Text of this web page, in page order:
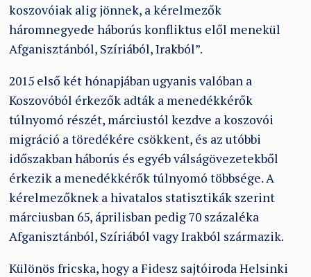
koszovóiak alig jönnek, a kérelmezők
háromnegyede háborús konfliktus elől menekül
Afganisztánból, Szíriából, Irakból”.
2015 első két hónapjában ugyanis valóban a
Koszovóból érkezők adták a menedékkérők
túlnyomó részét, márciustól kezdve a koszovói
migráció a töredékére csökkent, és az utóbbi
időszakban háborús és egyéb válságövezetekből
érkezik a menedékkérők túlnyomó többsége. A
kérelmezőknek a hivatalos statisztikák szerint
márciusban 65, áprilisban pedig 70 százaléka
Afganisztánból, Szíriából vagy Irakból származik.
Különös fricska, hogy a Fidesz sajtóiroda Helsinki